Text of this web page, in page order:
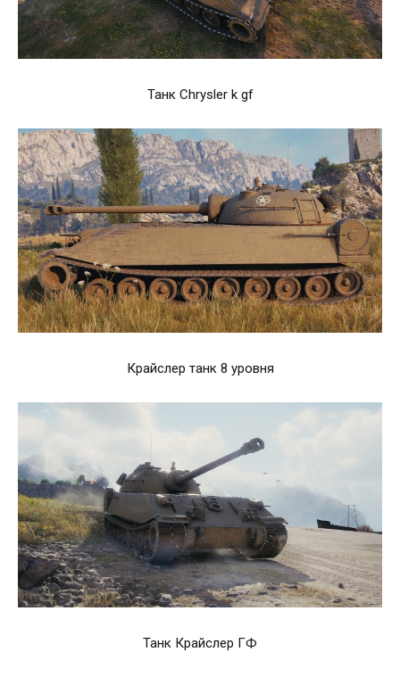
Танк Chrysler k gf
Крайслер танк 8 уровня
Танк Крайслер ГФ